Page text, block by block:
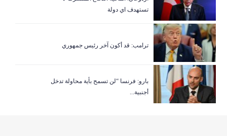
تستهدف اي دولة
ترامب: قد أكون آخر رئيس جمهوري
بارو: فرنسا “لن تسمح بأية محاولة تدخل
أجنبية...